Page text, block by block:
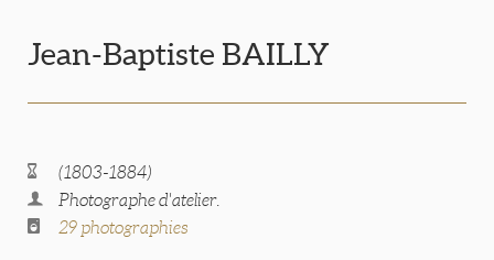
Jean-Baptiste BAILLY
(1803-1884)
Photographe d'atelier.
29 photographies